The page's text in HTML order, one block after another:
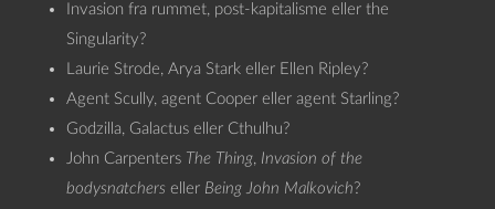
Invasion fra rummet, post-kapitalisme eller the
Singularity?
Laurie Strode, Arya Stark eller Ellen Ripley?
Agent Scully, agent Cooper eller agent Starling?
Godzilla, Galactus eller Cthulhu?
John Carpenters The Thing, Invasion of the
bodysnatchers eller Being John Malkovich?